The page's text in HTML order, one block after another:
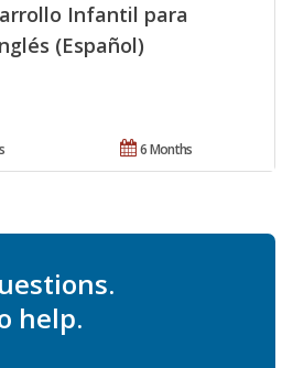
Infantil para
(Español)
6 Months
help.